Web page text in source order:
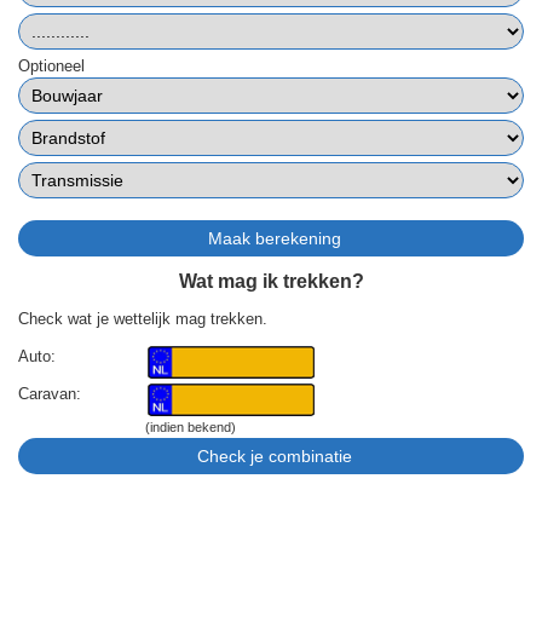
Optioneel
Wat mag ik trekken?
Check wat je wettelijk mag trekken.
Auto:
Caravan:
(indien bekend)